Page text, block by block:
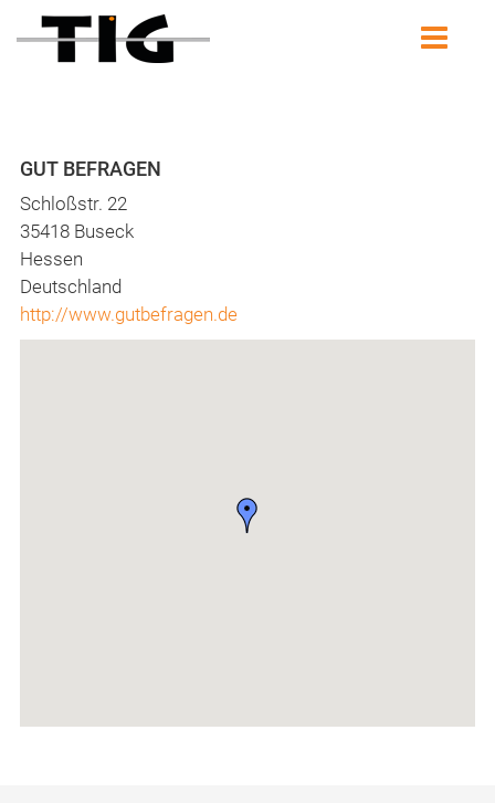
GUT BEFRAGEN
Schloßstr. 22
35418 Buseck
Hessen
Deutschland
http://www.gutbefragen.de